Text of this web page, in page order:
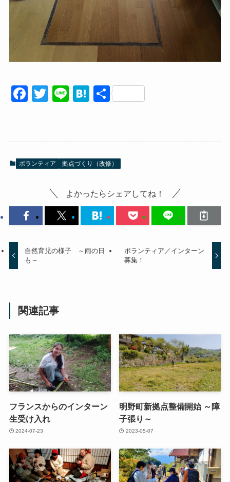
F
e
b
k
T
er
Li
H
n
a
共
ボランティア 拠点づくり（改修）
よかったらシェアしてね！
自然育児の様子 ～雨の日
も～
ボランティア／インターン
募集！
関連記事
フランスからのインターン
生受け入れ
2024-07-23
明野町新拠点整備開始 ～障
子張り～
2023-05-07